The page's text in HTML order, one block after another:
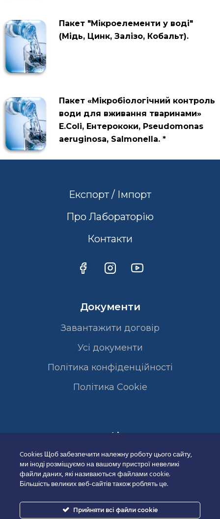
Пакет "Мікроелементи у воді"
(Мідь, Цинк, Залізо, Кобальт).
Пакет «Мікробіологічний контроль
води для вживання тваринами»
E.Coli, Ентерококи, Pseudomonas
aeruginosa, Salmonella. *
Експорт / Імпорт
Про Лабораторію
Контакти
Документи
Завантажити договір
Усі документи
Політика конфіденційності
Полiтика Cookie
Сертифікати
Cookies Щоб забезпечити належну роботу цього сайту,
ми іноді розміщуємо на вашому пристрої невеликі
файли даних, які називаються файлами cookie.
Більшість великих веб-сайтів також роблять це.
Прийняти всі файли cookie